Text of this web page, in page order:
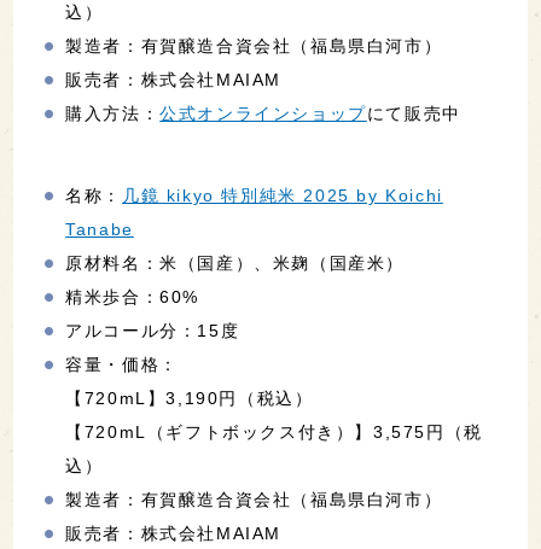
込）
製造者：有賀醸造合資会社（福島県白河市）
販売者：株式会社MAIAM
購入方法：公式オンラインショップにて販売中
名称：
几鏡 kikyo 特別純米 2025 by Koichi
Tanabe
原材料名：米（国産）、米麹（国産米）
精米歩合：60%
アルコール分：15度
容量・価格：
【720mL】3,190円（税込）
【720mL（ギフトボックス付き）】3,575円（税
込）
製造者：有賀醸造合資会社（福島県白河市）
販売者：株式会社MAIAM